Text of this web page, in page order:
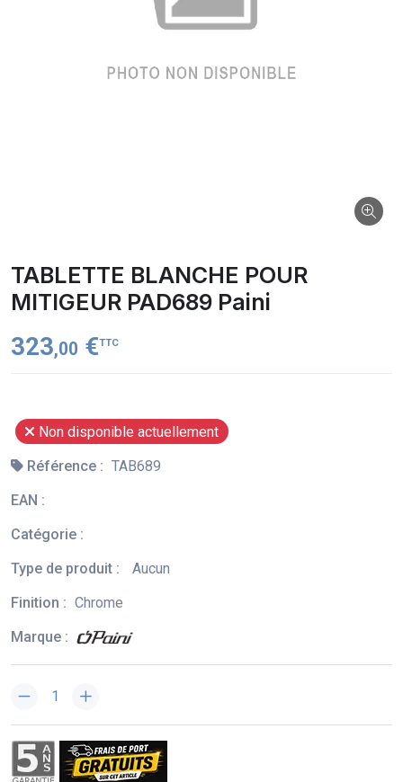
TABLETTE BLANCHE POUR
MITIGEUR PAD689 Paini
323,00 €TTC
Non disponible actuellement
Référence : TAB689
EAN :
Catégorie :
Type de produit :
Aucun
Finition : Chrome
Marque :